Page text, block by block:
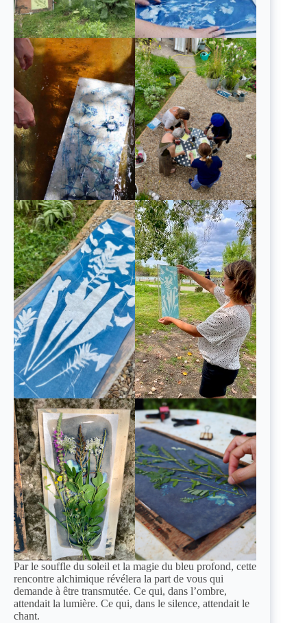
Par le souffle du soleil et la magie du bleu profond, cette
rencontre alchimique révélera la part de vous qui
demande à être transmutée. Ce qui, dans l’ombre,
attendait la lumière. Ce qui, dans le silence, attendait le
chant.